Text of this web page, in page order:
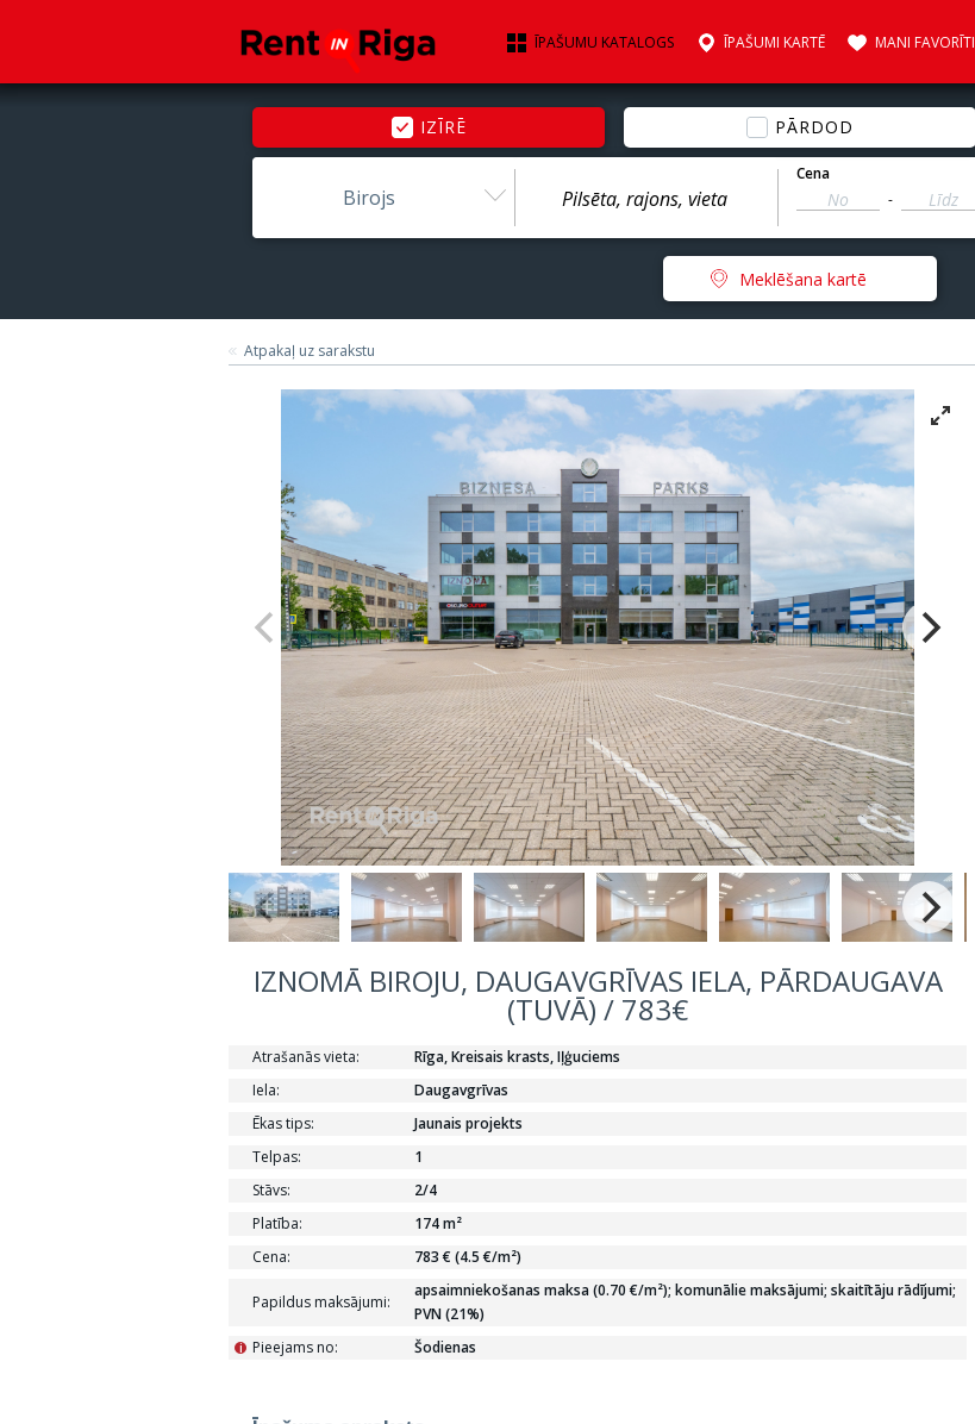
ĪPAŠUMU KATALOGS ĪPAŠUMI KARTĒ MANI FAVORĪTI
IZĪRĒ PĀRDOD
Birojs
Cena
-
Meklēšana kartē
Atpakaļ uz sarakstu
IZNOMĀ BIROJU, DAUGAVGRĪVAS IELA, PĀRDAUGAVA
(TUVĀ) / 783€
Atrašanās vieta:
Rīga, Kreisais krasts, Iļģuciems
Iela:
Daugavgrīvas
Ēkas tips:
Jaunais projekts
Telpas:
1
Stāvs:
2/4
Platība:
174 m²
Cena:
783 € (4.5 €/m²)
Papildus maksājumi:
apsaimniekošanas maksa (0.70 €/m²); komunālie maksājumi; skaitītāju rādījumi;
PVN (21%)
Pieejams no:
i Šodienas